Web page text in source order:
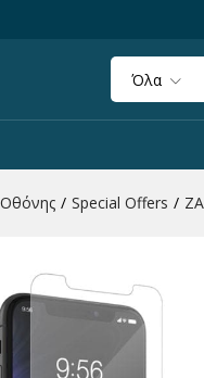
Όλα
/ Special Offers /
Tempered Glass